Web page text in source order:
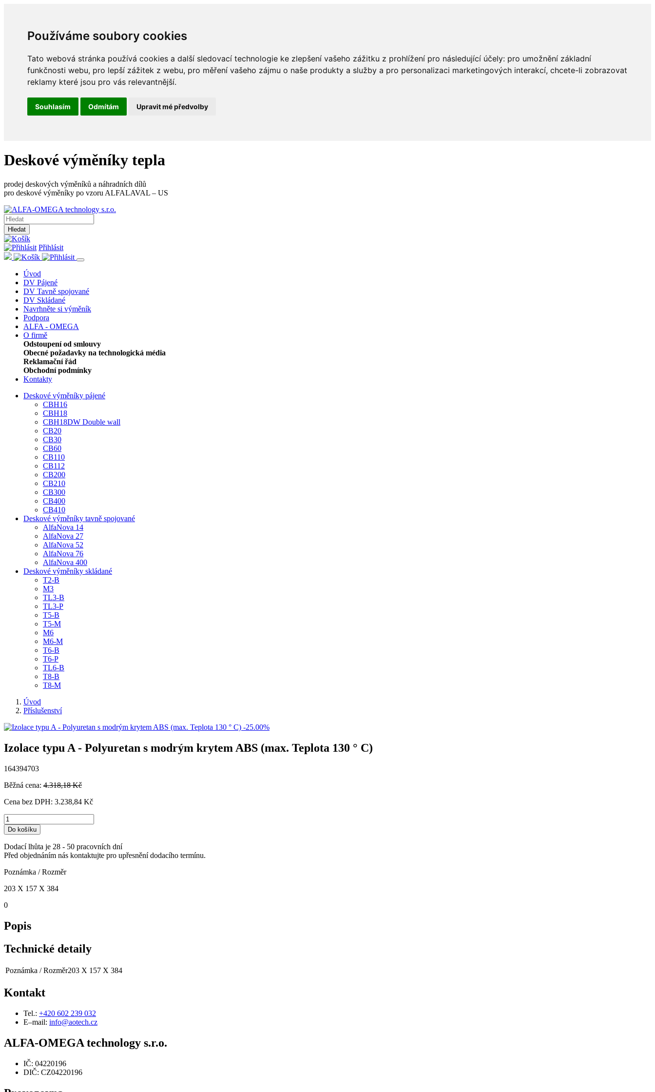
Používáme soubory cookies
Tato webová stránka používá cookies a další sledovací technologie ke zlepšení vašeho zážitku z prohlížení pro následující účely: pro umožnění základní
funkčnosti webu, pro lepší zážitek z webu, pro měření vašeho zájmu o naše produkty a služby a pro personalizaci marketingových interakcí, chcete-li zobrazovat
reklamy které jsou pro vás relevantnější.
Souhlasím Odmítám Upravit mé předvolby
Deskové výměníky tepla
prodej deskových výměníků a náhradních dílů
pro deskové výměníky po vzoru ALFALAVAL – US
Hledat
Přihlásit
Úvod
DV Pájené
DV Tavně spojované
DV Skládané
Navrhněte si výměník
Podpora
ALFA - OMEGA
O firmě
Odstoupení od smlouvy
Obecné požadavky na technologická média
Reklamační řád
Obchodní podmínky
Kontakty
Deskové výměníky pájené
CBH16
CBH18
CBH18DW Double wall
CB20
CB30
CB60
CB110
CB112
CB200
CB210
CB300
CB400
CB410
Deskové výměníky tavně spojované
AlfaNova 14
AlfaNova 27
AlfaNova 52
AlfaNova 76
AlfaNova 400
Deskové výměníky skládané
T2-B
M3
TL3-B
TL3-P
T5-B
T5-M
M6
M6-M
T6-B
T6-P
TL6-B
T8-B
T8-M
Úvod
Příslušenství
-25.00%
Izolace typu A - Polyuretan s modrým krytem ABS (max. Teplota 130 ° C)
164394703
Běžná cena: 4.318,18 Kč
Cena bez DPH: 3.238,84 Kč
Do košíku
Dodací lhůta je 28 - 50 pracovních dní
Před objednáním nás kontaktujte pro upřesnění dodacího termínu.
Poznámka / Rozměr
203 X 157 X 384
0
Popis
Technické detaily
Poznámka / Rozměr203 X 157 X 384
Kontakt
Tel.: +420 602 239 032
E–mail: info@aotech.cz
ALFA-OMEGA technology s.r.o.
IČ: 04220196
DIČ: CZ04220196